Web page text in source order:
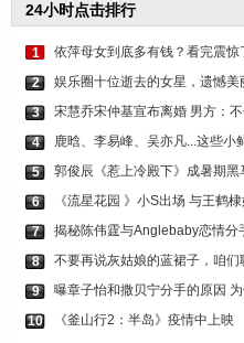
24小时点击排行
1
依萍母女到底多有钱？看完震惊
2
娱乐圈十位逝去的女星，遗憾美
3
宋慧乔宋仲基宣布离婚 男方：
4
鹿晗、李易峰、吴亦凡...这些小
5
郭俊辰《惹上冷殿下》成暑期黑
6
《流星花园 》小S出场 与王鹤棣
7
揭秘陈伟霆与Anglebaby恋情分
8
不要再说灰姑娘的蓝裙子，咱们
9
曝章子怡和撒贝宁分手的原因
10
《釜山行2：半岛》疫情中上映